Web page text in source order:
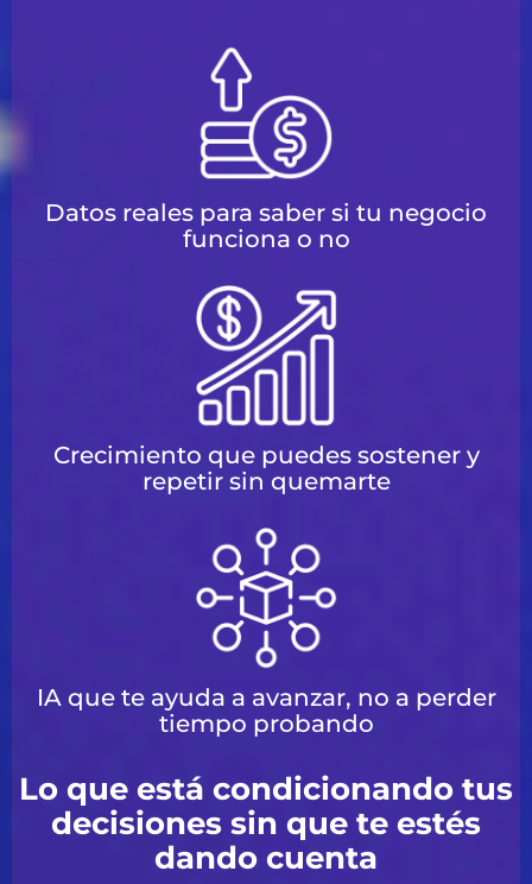
Datos reales para saber si tu negocio
funciona o no
Crecimiento que puedes sostener y
repetir sin quemarte
IA que te ayuda a avanzar, no a perder
tiempo probando
Lo que está condicionando tus
decisiones sin que te estés
dando cuenta